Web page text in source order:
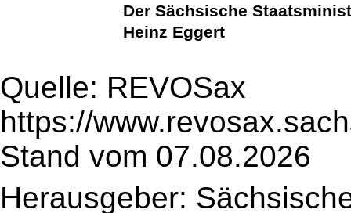
Der Sächsische
Heinz Eggert
Quelle: REVOSax
https://
Stand vom 07.08.2026
Herausgeber: